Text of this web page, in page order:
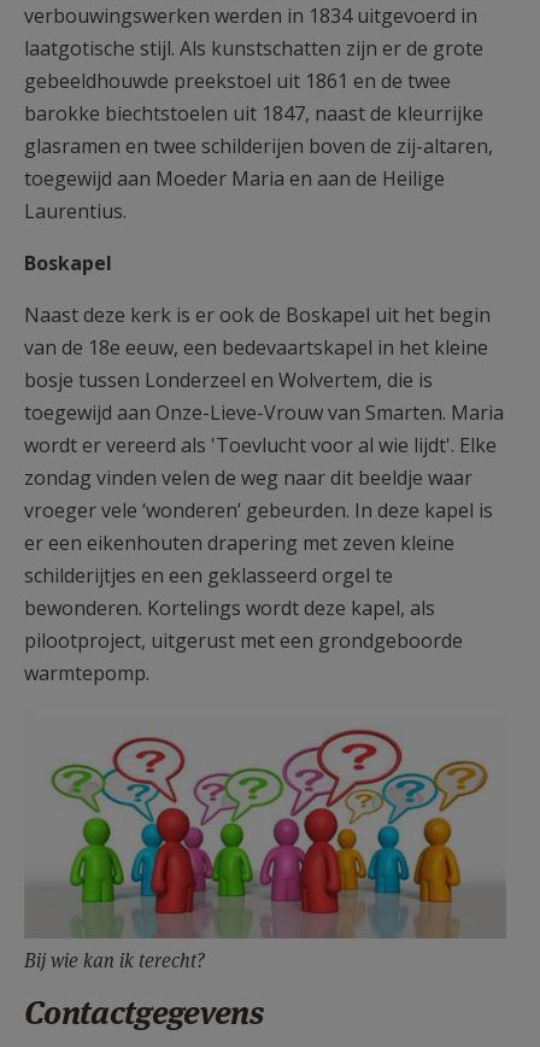
verbouwingswerken werden in 1834 uitgevoerd in
laatgotische stijl. Als kunstschatten zijn er de grote
gebeeldhouwde preekstoel uit 1861 en de twee
barokke biechtstoelen uit 1847, naast de kleurrijke
glasramen en twee schilderijen boven de zij-altaren,
toegewijd aan Moeder Maria en aan de Heilige
Laurentius.
Boskapel
Naast deze kerk is er ook de Boskapel uit het begin
van de 18e eeuw, een bedevaartskapel in het kleine
bosje tussen Londerzeel en Wolvertem, die is
toegewijd aan Onze-Lieve-Vrouw van Smarten. Maria
wordt er vereerd als 'Toevlucht voor al wie lijdt'. Elke
zondag vinden velen de weg naar dit beeldje waar
vroeger vele ‘wonderen’ gebeurden. In deze kapel is
er een eikenhouten drapering met zeven kleine
schilderijtjes en een geklasseerd orgel te
bewonderen. Kortelings wordt deze kapel, als
pilootproject, uitgerust met een grondgeboorde
warmtepomp.
Bij wie kan ik terecht?
Contactgegevens